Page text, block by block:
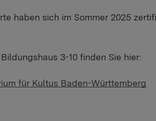
haben sich im Sommer 2025
3-10 finden Sie hier:
für Kultus Baden-Württemberg